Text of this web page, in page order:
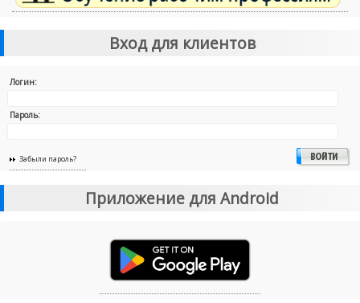
Вход для клиентов
Логин:
Пароль:
Забыли пароль?
Приложение для Android